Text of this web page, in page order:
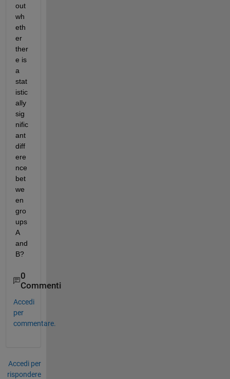
out
wh
eth
er
ther
e is
a
stat
istic
ally
sig
nific
ant
diff
ere
nce
bet
we
en
gro
ups
A
and
B?
0
Commenti
Accedi
per
commentare.
Accedi per
rispondere